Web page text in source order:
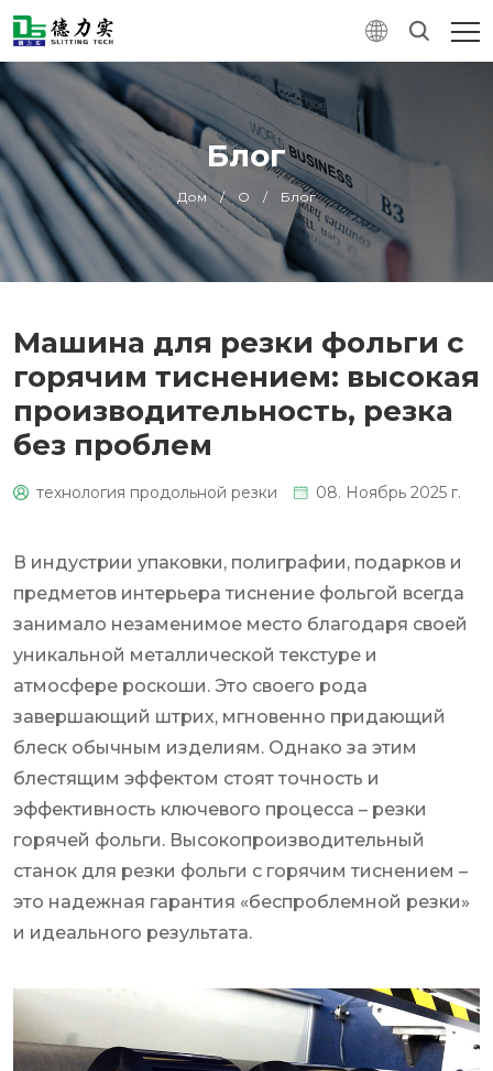
Блог
Дом / О / Блог
Машина для резки фольги с
горячим тиснением: высокая
производительность, резка
без проблем
технология продольной резки 08. Ноябрь 2025 г.
В индустрии упаковки, полиграфии, подарков и
предметов интерьера тиснение фольгой всегда
занимало незаменимое место благодаря своей
уникальной металлической текстуре и
атмосфере роскоши. Это своего рода
завершающий штрих, мгновенно придающий
блеск обычным изделиям. Однако за этим
блестящим эффектом стоят точность и
эффективность ключевого процесса – резки
горячей фольги. Высокопроизводительный
станок для резки фольги с горячим тиснением –
это надежная гарантия «беспроблемной резки»
и идеального результата.